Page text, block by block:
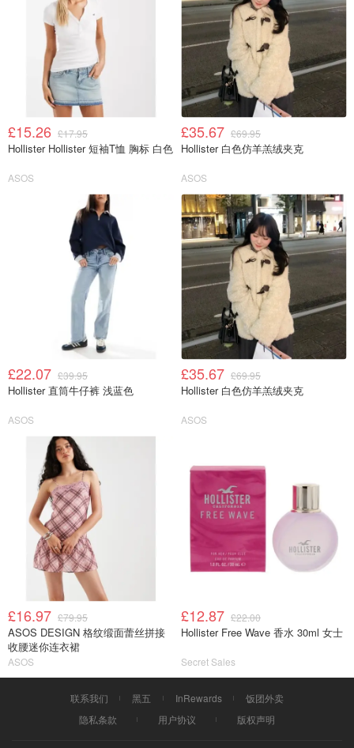
£15.26 £17.95
Hollister Hollister 短袖T恤 胸标 白色
ASOS
£35.67 £69.95
Hollister 白色仿羊羔绒夹克
ASOS
£22.07 £39.95
Hollister 直筒牛仔裤 浅蓝色
ASOS
£35.67 £69.95
Hollister 白色仿羊羔绒夹克
ASOS
£16.97 £79.95
ASOS DESIGN 格纹缎面蕾丝拼接
收腰迷你连衣裙
ASOS
£12.87 £22.00
Hollister Free Wave 香水 30ml 女士
Secret Sales
联系我们 黑五 InRewards
饭团外卖
隐私条款
用户协议 版权声明